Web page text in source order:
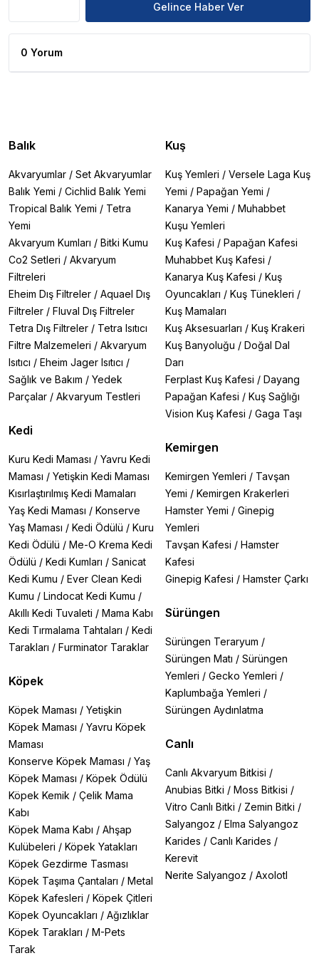
Gelince Haber Ver
0 Yorum
Balık
Akvaryumlar / Set Akvaryumlar
Balık Yemi / Cichlid Balık Yemi
Tropical Balık Yemi / Tetra
Yemi
Akvaryum Kumları / Bitki Kumu
Co2 Setleri / Akvaryum
Filtreleri
Eheim Dış Filtreler / Aquael Dış
Filtreler / Fluval Dış Filtreler
Tetra Dış Filtreler / Tetra Isıtıcı
Filtre Malzemeleri / Akvaryum
Isıtıcı / Eheim Jager Isıtıcı /
Sağlık ve Bakım / Yedek
Parçalar / Akvaryum Testleri
Kedi
Kuru Kedi Maması / Yavru Kedi
Maması / Yetişkin Kedi Maması
Kısırlaştırılmış Kedi Mamaları
Yaş Kedi Maması / Konserve
Yaş Maması / Kedi Ödülü / Kuru
Kedi Ödülü / Me-O Krema Kedi
Ödülü / Kedi Kumları / Sanicat
Kedi Kumu / Ever Clean Kedi
Kumu / Lindocat Kedi Kumu /
Akıllı Kedi Tuvaleti / Mama Kabı
Kedi Tırmalama Tahtaları / Kedi
Tarakları / Furminator Taraklar
Köpek
Köpek Maması / Yetişkin
Köpek Maması / Yavru Köpek
Maması
Konserve Köpek Maması / Yaş
Köpek Maması / Köpek Ödülü
Köpek Kemik / Çelik Mama
Kabı
Köpek Mama Kabı / Ahşap
Kulübeleri / Köpek Yatakları
Köpek Gezdirme Tasması
Köpek Taşıma Çantaları / Metal
Köpek Kafesleri / Köpek Çitleri
Köpek Oyuncakları / Ağızlıklar
Köpek Tarakları / M-Pets
Tarak
Kuş
Kuş Yemleri / Versele Laga Kuş
Yemi / Papağan Yemi /
Kanarya Yemi / Muhabbet
Kuşu Yemleri
Kuş Kafesi / Papağan Kafesi
Muhabbet Kuş Kafesi /
Kanarya Kuş Kafesi / Kuş
Oyuncakları / Kuş Tünekleri /
Kuş Mamaları
Kuş Aksesuarları / Kuş Krakeri
Kuş Banyoluğu / Doğal Dal
Darı
Ferplast Kuş Kafesi / Dayang
Papağan Kafesi / Kuş Sağlığı
Vision Kuş Kafesi / Gaga Taşı
Kemirgen
Kemirgen Yemleri / Tavşan
Yemi / Kemirgen Krakerleri
Hamster Yemi / Ginepig
Yemleri
Tavşan Kafesi / Hamster
Kafesi
Ginepig Kafesi / Hamster Çarkı
Sürüngen
Sürüngen Teraryum /
Sürüngen Matı / Sürüngen
Yemleri / Gecko Yemleri /
Kaplumbağa Yemleri /
Sürüngen Aydınlatma
Canlı
Canlı Akvaryum Bitkisi /
Anubias Bitki / Moss Bitkisi /
Vitro Canlı Bitki / Zemin Bitki /
Salyangoz / Elma Salyangoz
Karides / Canlı Karides /
Kerevit
Nerite Salyangoz / Axolotl